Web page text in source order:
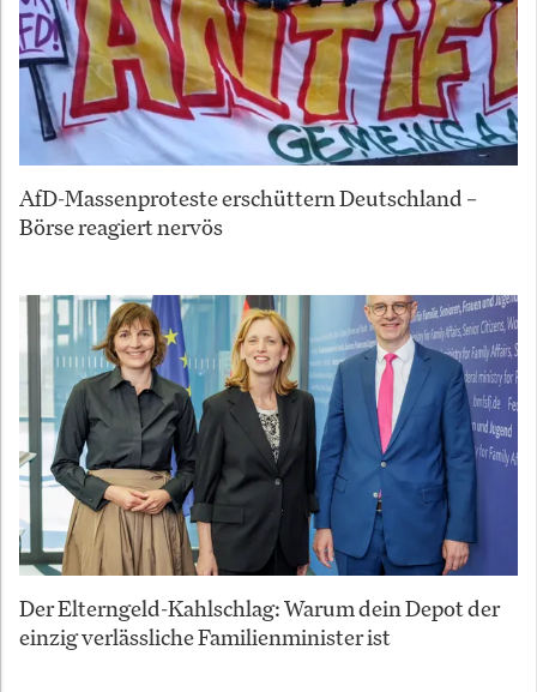
AfD-Massenproteste erschüttern Deutschland –
Börse reagiert nervös
Der Elterngeld-Kahlschlag: Warum dein Depot der
einzig verlässliche Familienminister ist